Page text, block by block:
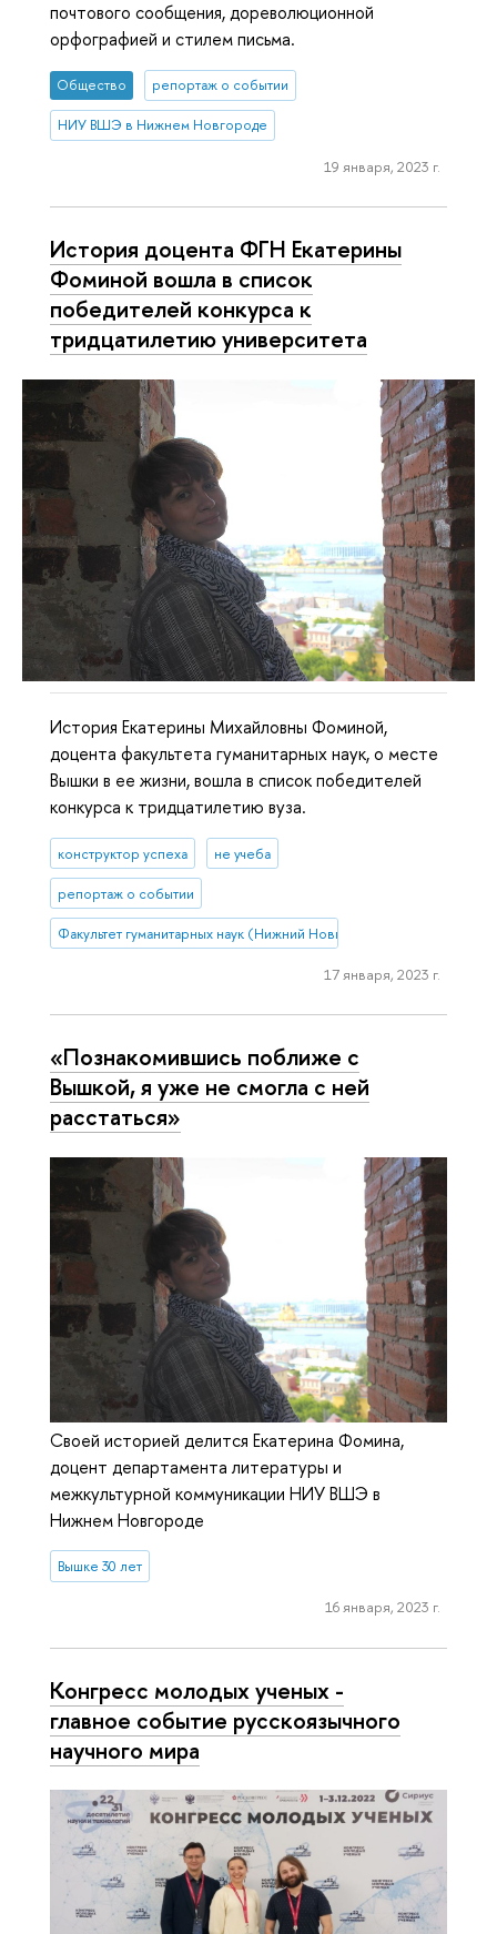
почтового сообщения, дореволюционной
орфографией и стилем письма.
Общество репортаж о событии
НИУ ВШЭ в Нижнем Новгороде
19 января, 2023 г.
История доцента ФГН Екатерины
Фоминой вошла в список
победителей конкурса к
тридцатилетию университета
История Екатерины Михайловны Фоминой,
доцента факультета гуманитарных наук, о месте
Вышки в ее жизни, вошла в список победителей
конкурса к тридцатилетию вуза.
конструктор успеха не учеба
репортаж о событии
Факультет гуманитарных наук (Нижний Новгород)
17 января, 2023 г.
«Познакомившись поближе с
Вышкой, я уже не смогла с ней
расстаться»
Своей историей делится Екатерина Фомина,
доцент департамента литературы и
межкультурной коммуникации НИУ ВШЭ в
Нижнем Новгороде
Вышке 30 лет
16 января, 2023 г.
Конгресс молодых ученых -
главное событие русскоязычного
научного мира